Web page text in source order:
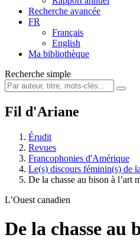
Recherche avancée
FR
Français
English
Ma bibliothèque
Recherche simple
Fil d'Ariane
Érudit
Revues
Francophonies d'Amérique
Le(s) discours féminin(s) de
De la chasse au bison à l’art
L’Ouest canadien
De la chasse